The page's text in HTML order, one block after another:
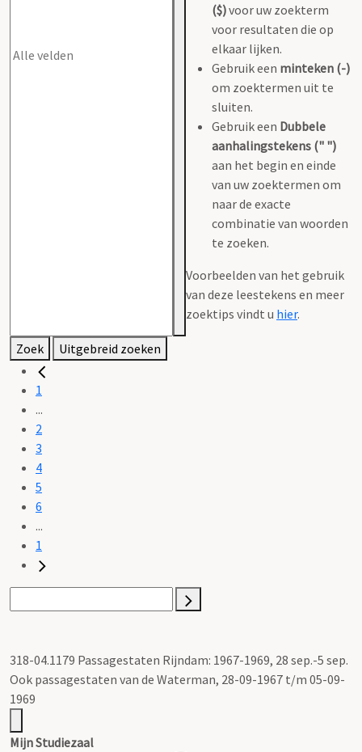
($)voor uw zoekterm
voor resultaten die op
elkaar lijken.
Gebruik een minteken (-)
om zoektermen uit te
sluiten.
Gebruik een Dubbele
aanhalingstekens (" ")
aan het begin en einde
van uw zoektermen om
naar de exacte
combinatie van woorden
te zoeken.
Voorbeelden van het gebruik
van deze leestekens en meer
zoektips vindt u hier.
Zoek Uitgebreid zoeken
1
...
2
3
4
5
6
...
1
318-04.1179 Passagestaten Rijndam: 1967-1969, 28 sep.-5 sep.
Ook passagestaten van de Waterman, 28-09-1967 t/m 05-09-
1969
Mijn Studiezaal